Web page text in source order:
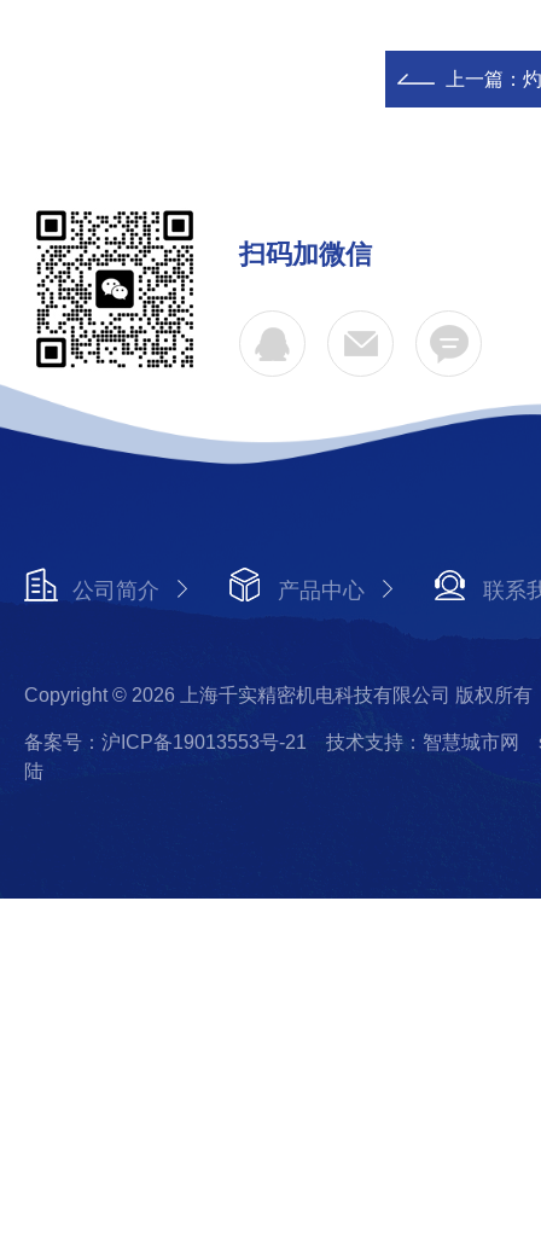
上一篇：
扫码加微信
公司简介 产品中心 联系
Copyright © 2026 上海千实精密机电科技有限公司 版权所有
备案号：沪ICP备19013553号-21 技术支持：智慧城市网
陆